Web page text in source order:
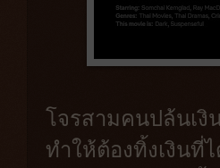
โจรสามคนปล้นเงิ
ทำให้ต้องทิ้งเงิน